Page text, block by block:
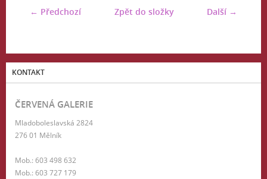
← Předchozí Další →
Zpět do složky
KONTAKT
ČERVENÁ GALERIE
Mladoboleslavská 2824
276 01 Mělník
Mob.: 603 498 632
Mob.: 603 727 179